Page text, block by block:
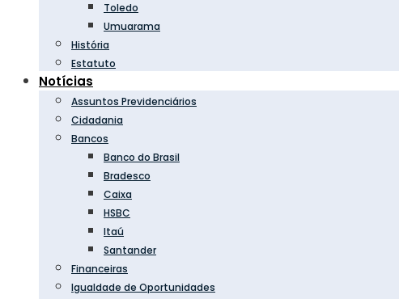
Toledo
Umuarama
História
Estatuto
Notícias
Assuntos Previdenciários
Cidadania
Bancos
Banco do Brasil
Bradesco
Caixa
HSBC
Itaú
Santander
Financeiras
Igualdade de Oportunidades